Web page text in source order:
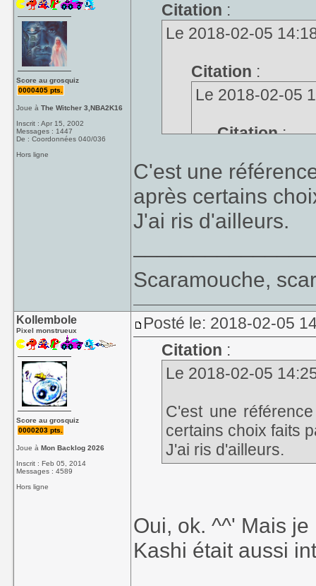
Score au grosquiz
0000405 pts.
Joue àThe Witcher 3,NBA2K16
Inscrit : Apr 15, 2002
Messages : 1447
De : Coordonnées 040/036
Hors ligne
Citation :
Le 2018-02-05
Citation :
Le 2018-02-05
Citation:
C'est noté.
"Cette action
Pardon ?
C'est une
après certains
J'ai ris d'ailleurs.
Scaramouche,
Kollembole
Pixel monstrueux
Score au grosquiz
0000203 pts.
Joue àMon Backlog 2026
Inscrit : Feb 05, 2014
Messages : 4589
Hors ligne
Posté le: 2018-02-05
Citation :
Le 2018-02-05
C'est une
certains choix faits
J'ai ris d'ailleurs.
Oui, ok. ^^' Mais
Kashi était aussi